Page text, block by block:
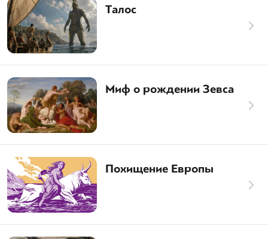
Талос
Миф о рождении Зевса
Похищение Европы